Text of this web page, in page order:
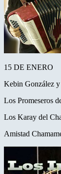
15 DE ENERO
Kebin González
Los Promeseros
Los Karay del
Amistad